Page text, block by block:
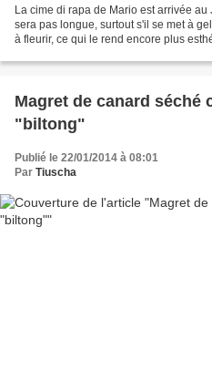
La cime di rapa de Mario est arrivée
sera pas longue, surtout s'il se met à
à fleurir, ce qui le rend encore plus
Magret de canard séché
"biltong"
Publié le 22/01/2014 à 08:01
Par Tiuscha